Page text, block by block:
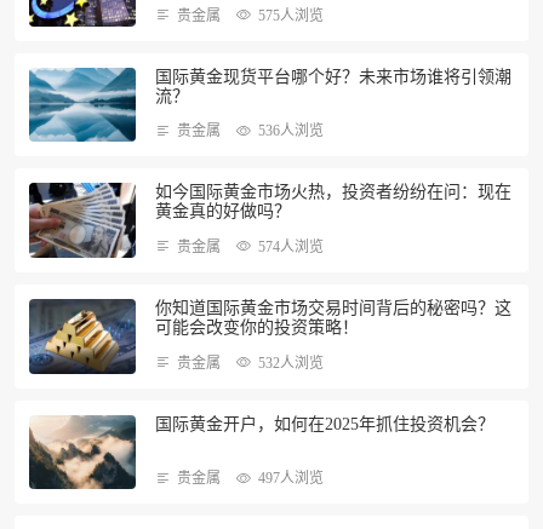
贵金属 575人浏览
国际黄金现货平台哪个好？未来市场谁将引领潮
流？
贵金属 536人浏览
如今国际黄金市场火热，投资者纷纷在问：现在
黄金真的好做吗？
贵金属 574人浏览
你知道国际黄金市场交易时间背后的秘密吗？这
可能会改变你的投资策略！
贵金属 532人浏览
国际黄金开户，如何在2025年抓住投资机会？
贵金属 497人浏览